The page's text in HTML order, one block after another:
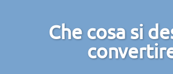
Che cosa si